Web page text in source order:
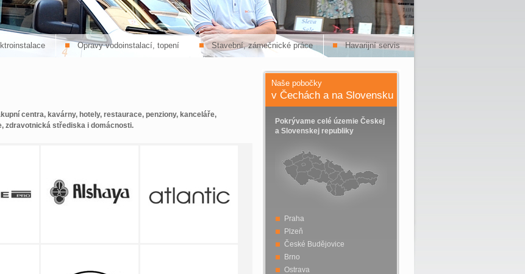
Opravy vodoinstalací, topení Stavební, zámečnické práce Havarijní servis
centra, kavárny, hotely, restaurace, penziony, kanceláře,
zdravotnická střediska i domácnosti.
Naše pobočky
v Čechách a na Slovensku
Pokrývame celé územie Českej
a Slovenskej republiky
Praha
Plzeň
České Budějovice
Brno
Ostrava